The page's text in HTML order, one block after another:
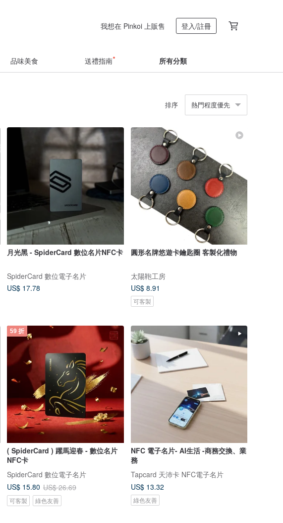
我想在 Pinkoi 上販售 登入/註冊
品味美食 送禮指南 所有分類
排序 熱門程度優先
月光黑 - SpiderCard 數位名片NFC卡
SpiderCard 數位電子名片
US$ 17.78
圓形名牌悠遊卡鑰匙圈 客製化禮物
太陽鞄工房
US$ 8.91
可客製
59 折
( SpiderCard ) 躍馬迎春 - 數位名片
NFC卡
SpiderCard 數位電子名片
US$ 15.80 US$ 26.69
可客製 綠色友善
NFC 電子名片- AI生活 -商務交換、業
務
Tapcard 天沛卡 NFC電子名片
US$ 13.32
綠色友善